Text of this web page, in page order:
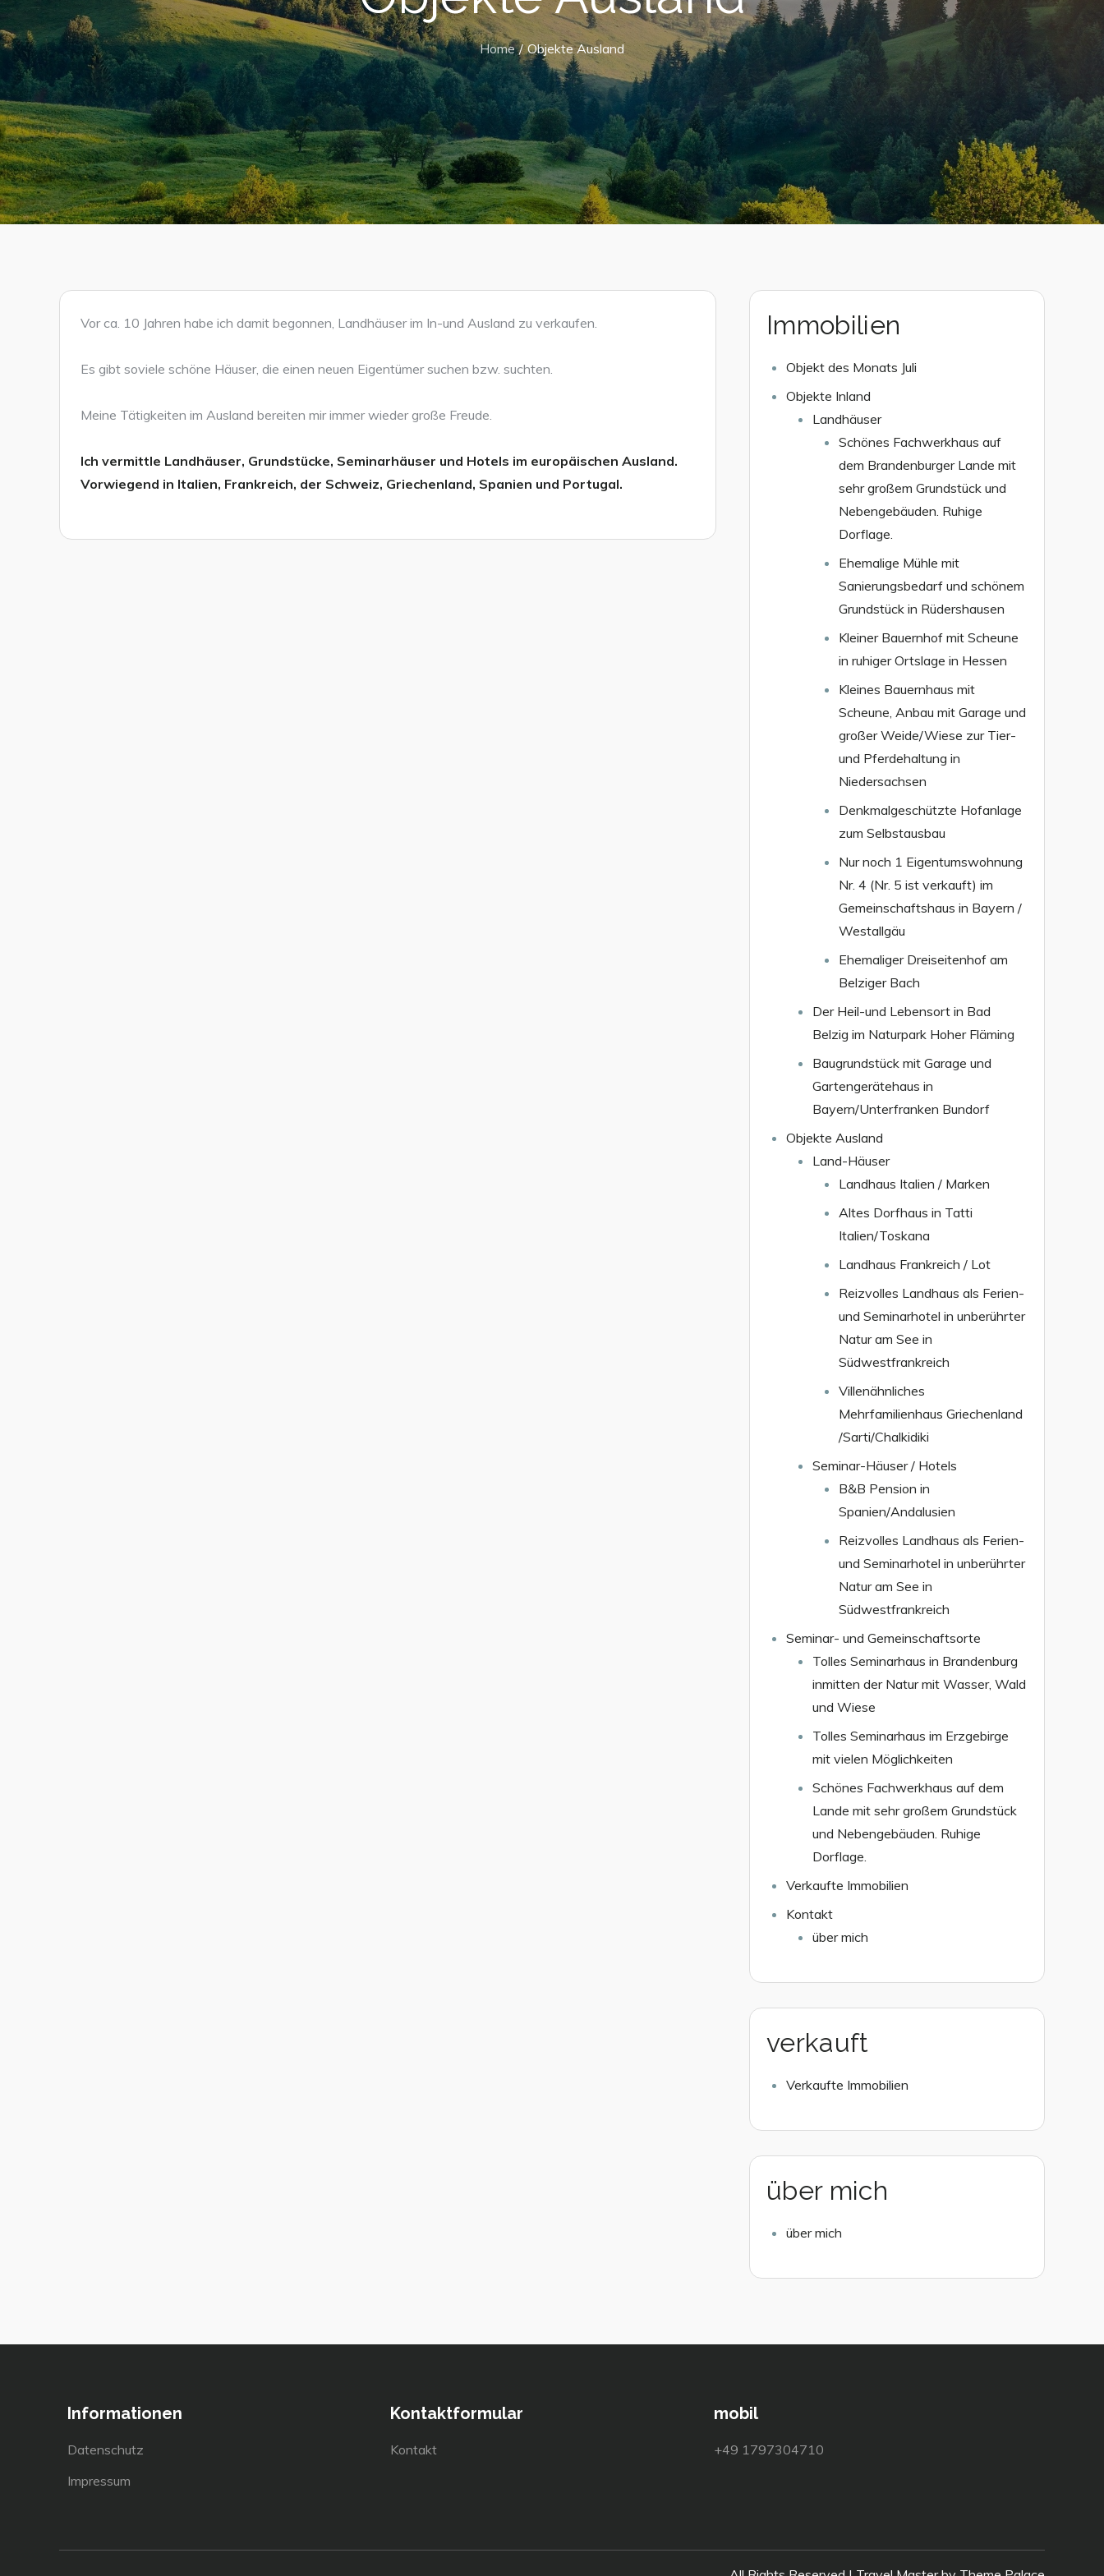
Home Objekte Ausland
Vor ca. 10 Jahren habe ich damit begonnen, Landhäuser im In-und Ausland zu verkaufen.
Es gibt soviele schöne Häuser, die einen neuen Eigentümer suchen bzw. suchten.
Meine Tätigkeiten im Ausland bereiten mir immer wieder große Freude.
Ich vermittle Landhäuser, Grundstücke, Seminarhäuser und Hotels im europäischen Ausland.
Vorwiegend in Italien, Frankreich, der Schweiz, Griechenland, Spanien und Portugal.
Immobilien
Objekt des Monats Juli
Objekte Inland
Landhäuser
Schönes Fachwerkhaus auf
dem Brandenburger Lande mit
sehr großem Grundstück und
Nebengebäuden. Ruhige
Dorflage.
Ehemalige Mühle mit
Sanierungsbedarf und schönem
Grundstück in Rüdershausen
Kleiner Bauernhof mit Scheune
in ruhiger Ortslage in Hessen
Kleines Bauernhaus mit
Scheune, Anbau mit Garage und
großer Weide/Wiese zur Tier-
und Pferdehaltung in
Niedersachsen
Denkmalgeschützte Hofanlage
zum Selbstausbau
Nur noch 1 Eigentumswohnung
Nr. 4 (Nr. 5 ist verkauft) im
Gemeinschaftshaus in Bayern /
Westallgäu
Ehemaliger Dreiseitenhof am
Belziger Bach
Der Heil-und Lebensort in Bad
Belzig im Naturpark Hoher Fläming
Baugrundstück mit Garage und
Gartengerätehaus in
Bayern/Unterfranken Bundorf
Objekte Ausland
Land-Häuser
Landhaus Italien / Marken
Altes Dorfhaus in Tatti
Italien/Toskana
Landhaus Frankreich / Lot
Reizvolles Landhaus als Ferien-
und Seminarhotel in unberührter
Natur am See in
Südwestfrankreich
Villenähnliches
Mehrfamilienhaus Griechenland
/Sarti/Chalkidiki
Seminar-Häuser / Hotels
B&B Pension in
Spanien/Andalusien
Reizvolles Landhaus als Ferien-
und Seminarhotel in unberührter
Natur am See in
Südwestfrankreich
Seminar- und Gemeinschaftsorte
Tolles Seminarhaus in Brandenburg
inmitten der Natur mit Wasser, Wald
und Wiese
Tolles Seminarhaus im Erzgebirge
mit vielen Möglichkeiten
Schönes Fachwerkhaus auf dem
Lande mit sehr großem Grundstück
und Nebengebäuden. Ruhige
Dorflage.
Verkaufte Immobilien
Kontakt
über mich
verkauft
Verkaufte Immobilien
über mich
über mich
Informationen
Datenschutz
Impressum
Kontaktformular
Kontakt
mobil
+49 1797304710